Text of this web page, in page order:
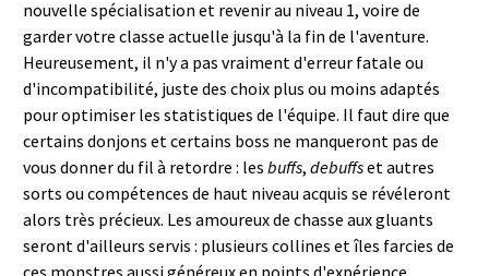
nouvelle spécialisation et revenir au niveau 1, voire de
garder votre classe actuelle jusqu'à la fin de l'aventure.
Heureusement, il n'y a pas vraiment d'erreur fatale ou
d'incompatibilité, juste des choix plus ou moins adaptés
pour optimiser les statistiques de l'équipe. Il faut dire que
certains donjons et certains boss ne manqueront pas de
vous donner du fil à retordre : les buffs, debuffset autres
sorts ou compétences de haut niveau acquis se révéleront
alors très précieux. Les amoureux de chasse aux gluants
seront d'ailleurs servis : plusieurs collines et îles farcies de
ces monstres aussi généreux en points d'expérience